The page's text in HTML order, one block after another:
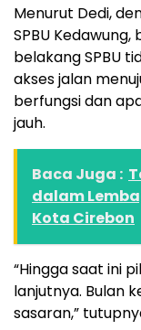
Menurut Dedi,
SPBU
belakang SPBU
akses jalan
berfungsi dan
jauh.
Baca Juga :
dalam
Kota Cirebon
“Hingga saat ini
lanjutnya. Bulan
sasaran,”